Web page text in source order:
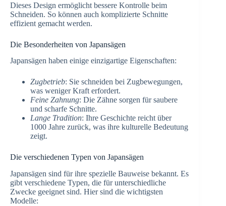
Dieses Design ermöglicht bessere Kontrolle beim
Schneiden. So können auch komplizierte Schnitte
effizient gemacht werden.
Die Besonderheiten von Japansägen
Japansägen haben einige einzigartige Eigenschaften:
Zugbetrieb: Sie schneiden bei Zugbewegungen,
was weniger Kraft erfordert.
Feine Zahnung: Die Zähne sorgen für saubere
und scharfe Schnitte.
Lange Tradition: Ihre Geschichte reicht über
1000 Jahre zurück, was ihre kulturelle Bedeutung
zeigt.
Die verschiedenen Typen von Japansägen
Japansägen sind für ihre spezielle Bauweise bekannt. Es
gibt verschiedene Typen, die für unterschiedliche
Zwecke geeignet sind. Hier sind die wichtigsten
Modelle: